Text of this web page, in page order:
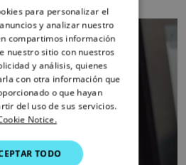
de chartplotter
FRENCH
DANISH
ITALIAN
SWEDISH
DUTCH
para personalizar el
y analizar nuestro
compartimos información
nuestro sitio con nuestros
y análisis, quienes
con otra información que
o que hayan
del uso de sus servicios.
Notice.
TODO